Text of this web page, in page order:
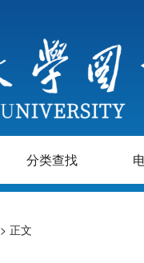
分类查找
> 正文